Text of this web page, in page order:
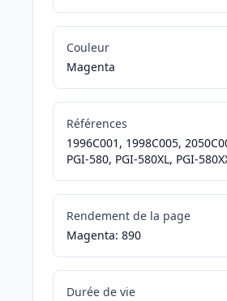
Couleur
Magenta
Références
1996C001, 1998C005,
PGI-580, PGI-580XL, PGI-
Rendement de la page
Magenta: 890
Durée de vie